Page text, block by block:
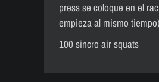
press se coloque en el
empieza al mismo tiempo)
100 sincro air squats